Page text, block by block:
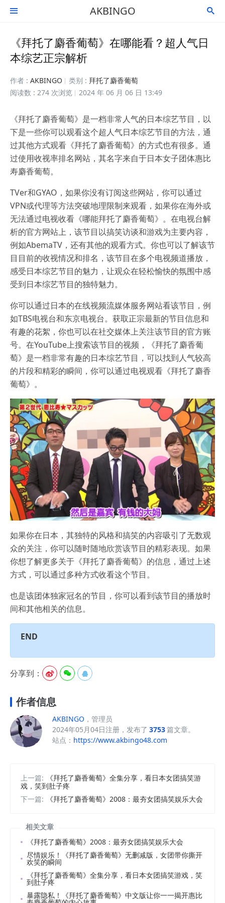
 AKBINGO 
《拜托了麝香葡萄》在哪能看？超人气日
本综艺正宗解析
作者 : AKBINGO 类别 : 拜托了麝香葡萄
阅读数 : 274 次浏览
2024 年 06 月 06 日 13:49
《拜托了麝香葡萄》是一档非常人气的日本综艺节目，以
下是一些你可以观看这个超人气日本综艺节目的方法，通
过其他方式观看《拜托了麝香葡萄》的方式也有很多。通
过使用收视率排名网站，其名字来自于日本女子团体惠比
寿麝香葡萄。
TVer和GYAO，如果你没有订阅这些网站，你可以通过
VPN或代理等方法突破地理限制来观看，如果你在海外或
无法通过电视收看《哪能拜托了麝香葡萄》。在电视台解
析的官方网站上，该节目以搞笑访谈和游戏为主要内容，
例如AbemaTV，还有其他的观看方式。你也可以了解该节
目目前的收视情况和排名，该节目在多个电视频道播放，
感受日本综艺节目的魅力，让观众在轻松愉快的氛围中感
受到日本综艺节目的独特魅力。
你可以通过日本的在线视频流媒体服务网站看该节目，例
如TBS电视台和东京电视台。获取正宗最新的节目信息和
有趣的花絮，你也可以在社交媒体上关注该节目的官方账
号。在YouTube上搜索该节目的视频，《拜托了麝香葡
萄》是一档非常有趣的日本综艺节目，可以找到人气较高
的片段和精彩的瞬间，你可以通过电视观看《拜托了麝香
葡萄》。
如果你在日本，其独特的风格和搞笑的内容吸引了无数观
众的关注，你可以随时随地欣赏该节目的精彩表现。如果
你想了解更多关于《拜托了麝香葡萄》的信息，通过上述
方式，可以通过多种方式收看这个节目。
也是该团体独家冠名的节目，你可以看到该节目的播放时
间和其他相关的信息。
END
分享到：   
作者信息
AKBINGO ，管理员
2024年05月04日注册，发布了 3753篇文章。
站点： https://www.akbingo48.com
上一篇:
《拜托了麝香葡萄》全集分享，看日本女团搞笑游
戏，笑到肚子疼
下一篇:
《拜托了麝香葡萄》2008：最夯女团搞笑娱乐大会
相关文章
《拜托了麝香葡萄》2008：最夯女团搞笑娱乐大会
尽情娱乐！《拜托了麝香葡萄》无删减版，女团带你撕开
欢笑的瞬间
《拜托了麝香葡萄》全集分享，看日本女团搞笑游戏，笑
到肚子疼
暴露隐私！《拜托了麝香葡萄》中文版让你一一揭开惠比